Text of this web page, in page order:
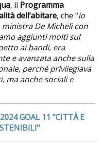
, il Programma
dell’abitare, che “io
De Micheli con
aggiunti molti sul
ai bandi, era
e avanzata anche sulla
perché privilegiava
ma anche sociali e
GOAL 11 "CITTÀ E